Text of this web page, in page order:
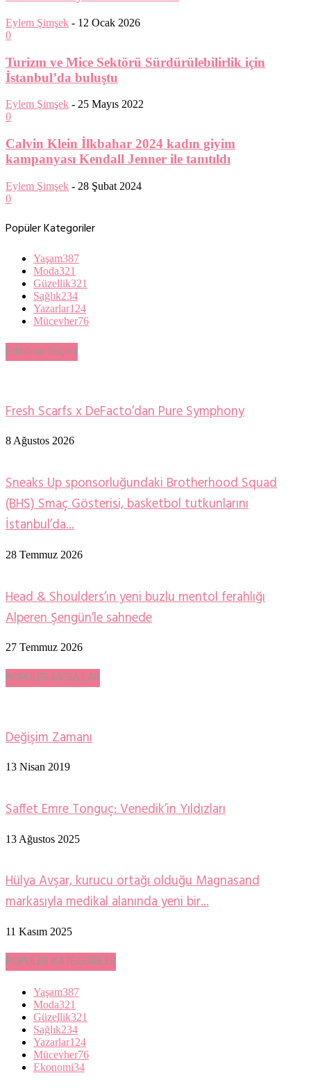
Eylem Şimşek - 12 Ocak 2026
0
Turizm ve Mice Sektörü Sürdürülebilirlik için
İstanbul’da buluştu
Eylem Şimşek - 25 Mayıs 2022
0
Calvin Klein İlkbahar 2024 kadın giyim
kampanyası Kendall Jenner ile tanıtıldı
Eylem Şimşek - 28 Şubat 2024
0
Popüler Kategoriler
Yaşam387
Moda321
Güzellik321
Sağlık234
Yazarlar124
Mücevher76
Editörün Seçimi
Fresh Scarfs x DeFacto’dan Pure Symphony
8 Ağustos 2026
Sneaks Up sponsorluğundaki Brotherhood Squad
(BHS) Smaç Gösterisi, basketbol tutkunlarını
İstanbul’da...
28 Temmuz 2026
Head & Shoulders’ın yeni buzlu mentol ferahlığı
Alperen Şengün’le sahnede
27 Temmuz 2026
POPÜLER MESAJLAR
Değişim Zamanı
13 Nisan 2019
Saffet Emre Tonguç: Venedik’in Yıldızları
13 Ağustos 2025
Hülya Avşar, kurucu ortağı olduğu Magnasand
markasıyla medikal alanında yeni bir...
11 Kasım 2025
POPÜLER KATEGORİLER
Yaşam387
Moda321
Güzellik321
Sağlık234
Yazarlar124
Mücevher76
Ekonomi34